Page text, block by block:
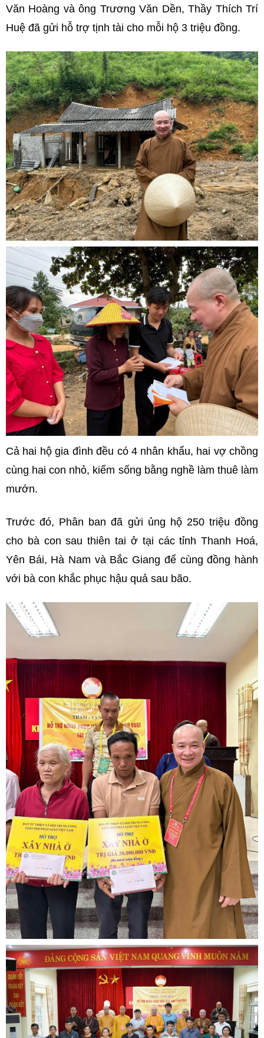
Văn Hoàng và ông Trương Văn Dền, Thầy Thích Trí
Huệ đã gửi hỗ trợ tịnh tài cho mỗi hộ 3 triệu đồng.
Cả hai hộ gia đình đều có 4 nhân khẩu, hai vợ chồng
cùng hai con nhỏ, kiếm sống bằng nghề làm thuê làm
mướn.
Trước đó, Phân ban đã gửi ủng hộ 250 triệu đồng
cho bà con sau thiên tai ở tại các tỉnh Thanh Hoá,
Yên Bái, Hà Nam và Bắc Giang để cùng đồng hành
với bà con khắc phục hậu quả sau bão.